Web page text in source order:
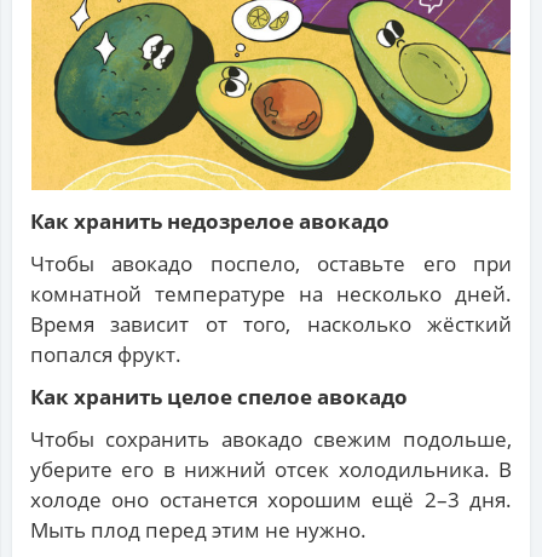
Как хранить недозрелое авокадо
Чтобы авокадо поспело, оставьте его при
комнатной температуре на несколько дней.
Время зависит от того, насколько жёсткий
попался фрукт.
Как хранить целое спелое авокадо
Чтобы сохранить авокадо свежим подольше,
уберите его в нижний отсек холодильника. В
холоде оно останется хорошим ещё 2–3 дня.
Мыть плод перед этим не нужно.